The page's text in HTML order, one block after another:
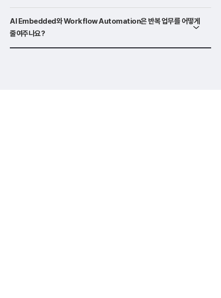
AI Embedded와 Workflow Automation은 반복 업무를 어떻게
줄여주나요?